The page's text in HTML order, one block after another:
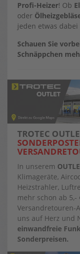
Profi-Heizer! Ob
oder
jeden etwas
Schauen Sie
Schnäppchen
TROTEC
In unserem
Klimageräte,
Heizstrahler,
mehr schon ab
Versandretouren-
uns auf Herz und
einwandfreie
Sonderpreisen.